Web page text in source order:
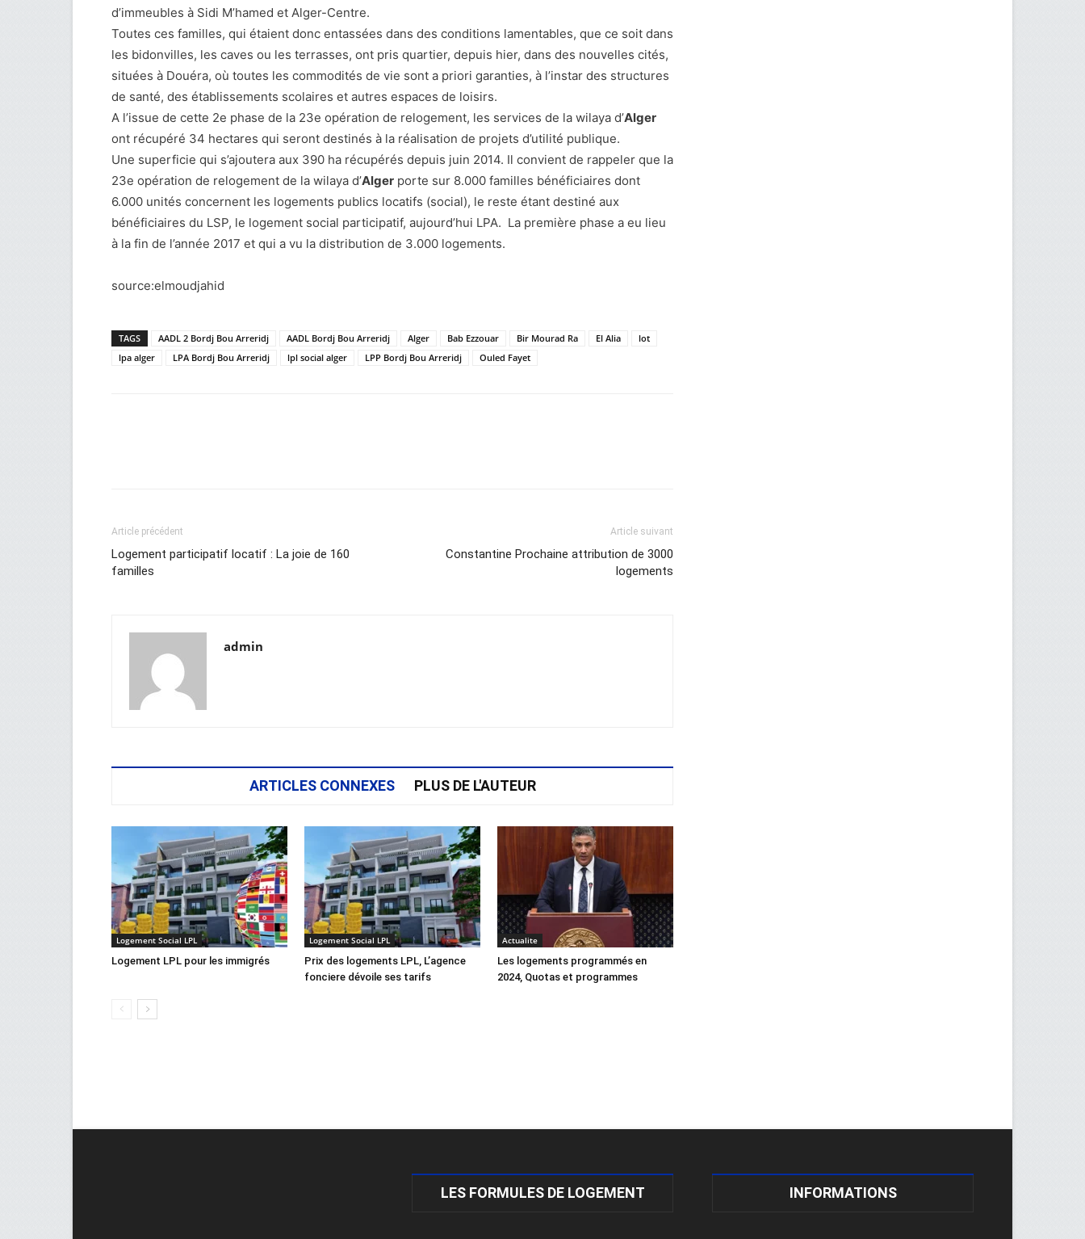
d’immeubles à Sidi M’hamed et Alger-Centre.
Toutes ces familles, qui étaient donc entassées dans des conditions lamentables, que ce soit dans
les bidonvilles, les caves ou les terrasses, ont pris quartier, depuis hier, dans des nouvelles cités,
situées à Douéra, où toutes les commodités de vie sont a priori garanties, à l’instar des structures
de santé, des établissements scolaires et autres espaces de loisirs.
A l’issue de cette 2e phase de la 23e opération de relogement, les services de la wilaya d’Alger
ont récupéré 34 hectares qui seront destinés à la réalisation de projets d’utilité publique.
Une superficie qui s’ajoutera aux 390 ha récupérés depuis juin 2014. Il convient de rappeler que la
23e opération de relogement de la wilaya d’Alger porte sur 8.000 familles bénéficiaires dont
6.000 unités concernent les logements publics locatifs (social), le reste étant destiné aux
bénéficiaires du LSP, le logement social participatif, aujourd’hui LPA. La première phase a eu lieu
à la fin de l’année 2017 et qui a vu la distribution de 3.000 logements.
source:elmoudjahid
TAGS AADL 2 Bordj Bou Arreridj AADL Bordj Bou Arreridj Alger Bab Ezzouar Bir Mourad Ra El Alia
lot
lpa alger
LPA Bordj Bou Arreridj lpl social alger LPP Bordj Bou Arreridj Ouled Fayet
Article précédent
Logement participatif locatif : La joie de 160
familles
Article suivant
Constantine Prochaine attribution de 3000
logements
admin
ARTICLES CONNEXES PLUS DE L'AUTEUR
Logement Social LPL
Logement LPL pour les immigrés
Logement Social LPL
Prix des logements LPL, L’agence
fonciere dévoile ses tarifs
Actualite
Les logements programmés en
2024, Quotas et programmes
LES FORMULES DE LOGEMENT INFORMATIONS